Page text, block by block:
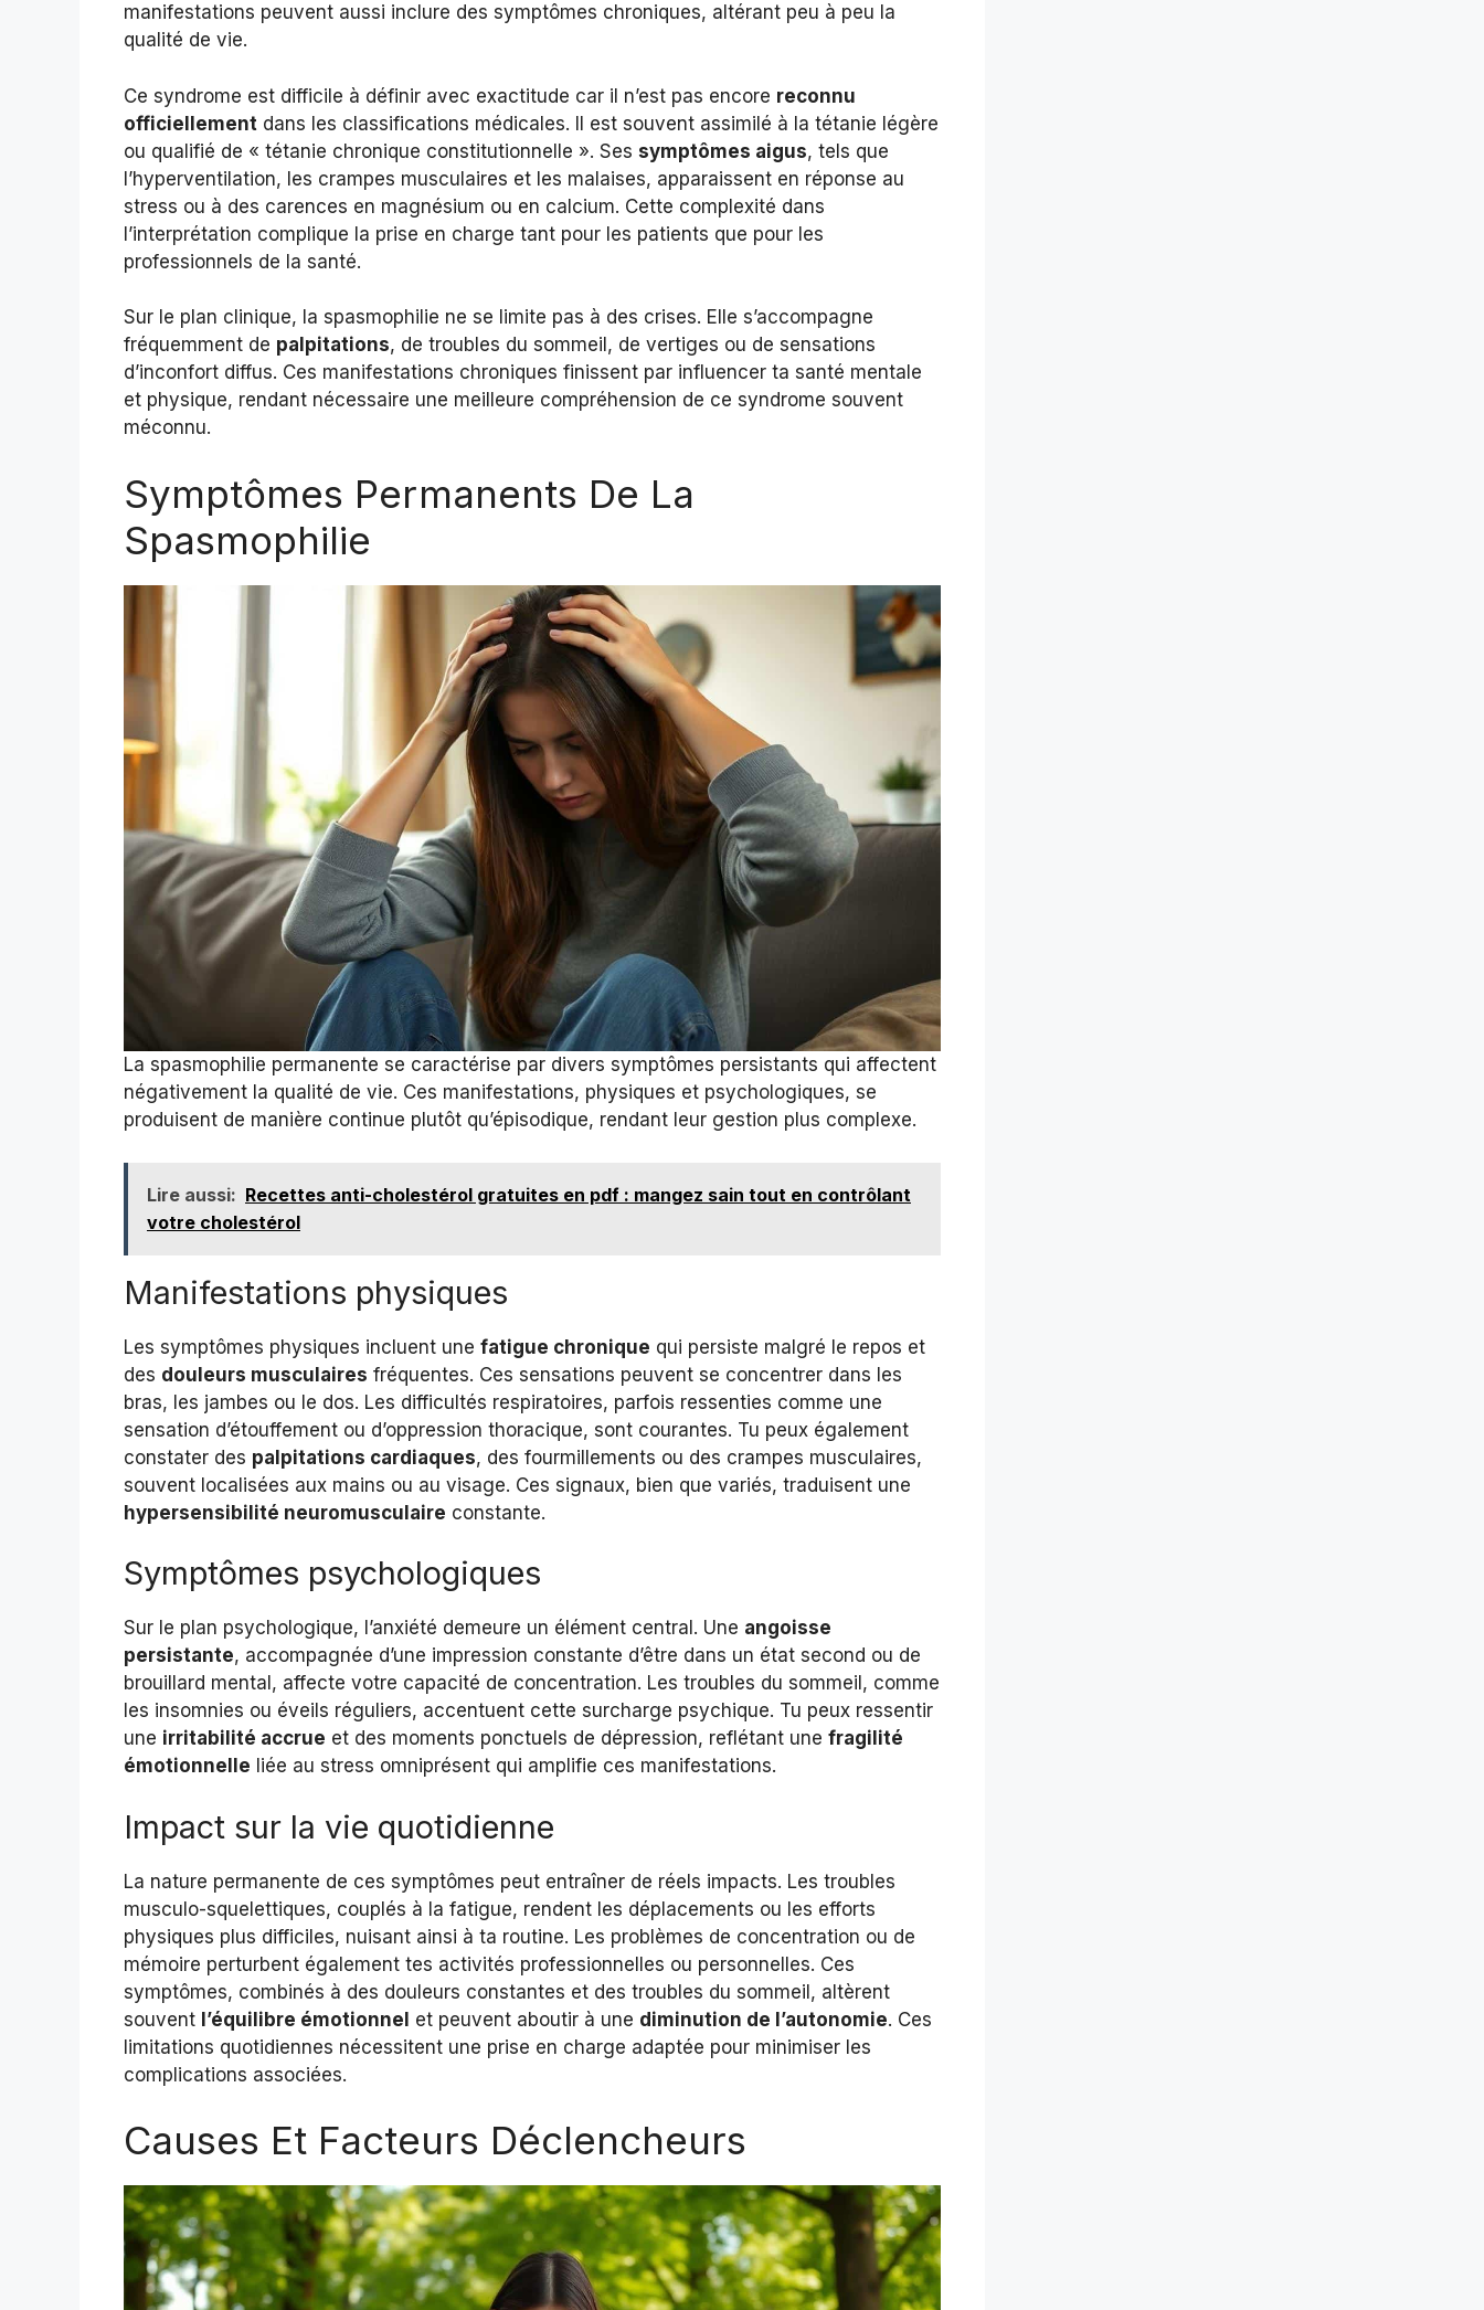
manifestations peuvent aussi inclure des symptômes chroniques, altérant peu à peu la
qualité de vie.
Ce syndrome est difficile à définir avec exactitude car il n’est pas encore reconnu
officiellement dans les classifications médicales. Il est souvent assimilé à la tétanie légère
ou qualifié de « tétanie chronique constitutionnelle ». Ses symptômes aigus, tels que
l’hyperventilation, les crampes musculaires et les malaises, apparaissent en réponse au
stress ou à des carences en magnésium ou en calcium. Cette complexité dans
l’interprétation complique la prise en charge tant pour les patients que pour les
professionnels de la santé.
Sur le plan clinique, la spasmophilie ne se limite pas à des crises. Elle s’accompagne
fréquemment de palpitations, de troubles du sommeil, de vertiges ou de sensations
d’inconfort diffus. Ces manifestations chroniques finissent par influencer ta santé mentale
et physique, rendant nécessaire une meilleure compréhension de ce syndrome souvent
méconnu.
Symptômes Permanents De La
Spasmophilie
La spasmophilie permanente se caractérise par divers symptômes persistants qui affectent
négativement la qualité de vie. Ces manifestations, physiques et psychologiques, se
produisent de manière continue plutôt qu’épisodique, rendant leur gestion plus complexe.
Lire aussi: Recettes anti-cholestérol gratuites en pdf : mangez sain tout en contrôlant
votre cholestérol
Manifestations physiques
Les symptômes physiques incluent une fatigue chronique qui persiste malgré le repos et
des douleurs musculaires fréquentes. Ces sensations peuvent se concentrer dans les
bras, les jambes ou le dos. Les difficultés respiratoires, parfois ressenties comme une
sensation d’étouffement ou d’oppression thoracique, sont courantes. Tu peux également
constater des palpitations cardiaques, des fourmillements ou des crampes musculaires,
souvent localisées aux mains ou au visage. Ces signaux, bien que variés, traduisent une
hypersensibilité neuromusculaire constante.
Symptômes psychologiques
Sur le plan psychologique, l’anxiété demeure un élément central. Une angoisse
persistante, accompagnée d’une impression constante d’être dans un état second ou de
brouillard mental, affecte votre capacité de concentration. Les troubles du sommeil, comme
les insomnies ou éveils réguliers, accentuent cette surcharge psychique. Tu peux ressentir
une irritabilité accrue et des moments ponctuels de dépression, reflétant une fragilité
émotionnelle liée au stress omniprésent qui amplifie ces manifestations.
Impact sur la vie quotidienne
La nature permanente de ces symptômes peut entraîner de réels impacts. Les troubles
musculo-squelettiques, couplés à la fatigue, rendent les déplacements ou les efforts
physiques plus difficiles, nuisant ainsi à ta routine. Les problèmes de concentration ou de
mémoire perturbent également tes activités professionnelles ou personnelles. Ces
symptômes, combinés à des douleurs constantes et des troubles du sommeil, altèrent
souvent l’équilibre émotionnel et peuvent aboutir à une diminution de l’autonomie. Ces
limitations quotidiennes nécessitent une prise en charge adaptée pour minimiser les
complications associées.
Causes Et Facteurs Déclencheurs